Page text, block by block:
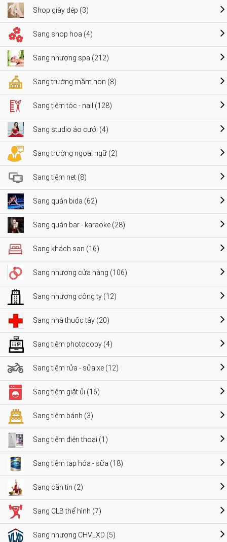
Shop giày dép (3)
Sang shop hoa (4)
Sang nhượng spa (212)
Sang trường mầm non (8)
Sang tiệm tóc - nail (128)
Sang studio áo cưới (4)
Sang trường ngoại ngữ (2)
Sang tiệm net (8)
Sang quán bida (62)
Sang quán bar - karaoke (28)
Sang khách sạn (16)
Sang nhượng cửa hàng (106)
Sang nhượng công ty (12)
Sang nhà thuốc tây (20)
Sang tiệm photocopy (4)
Sang tiệm rửa - sửa xe (12)
Sang tiệm giặt ủi (16)
Sang tiệm bánh (3)
Sang tiệm điện thoại (1)
Sang tiệm tạp hóa - sữa (18)
Sang căn tin (2)
Sang CLB thể hình (7)
Sang nhượng CHVLXD (5)